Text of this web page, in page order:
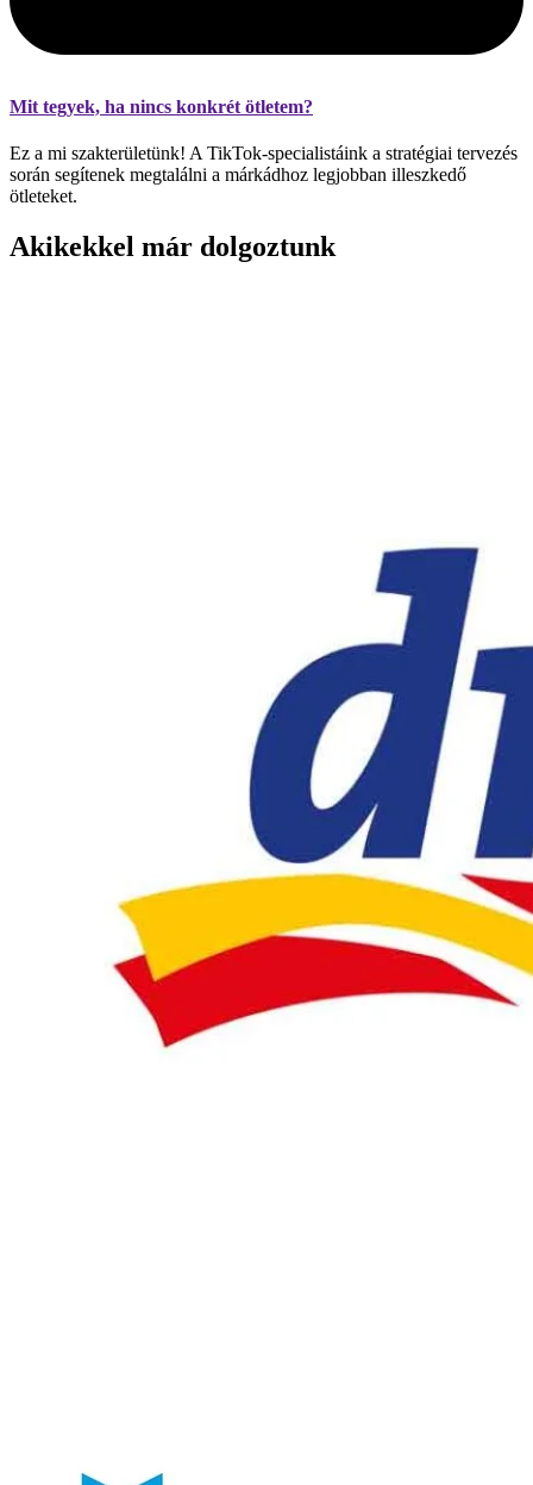
Mit tegyek, ha nincs konkrét ötletem?
Ez a mi szakterületünk! A TikTok-specialistáink a stratégiai tervezés
során segítenek megtalálni a márkádhoz legjobban illeszkedő
ötleteket.
Akikekkel már dolgoztunk